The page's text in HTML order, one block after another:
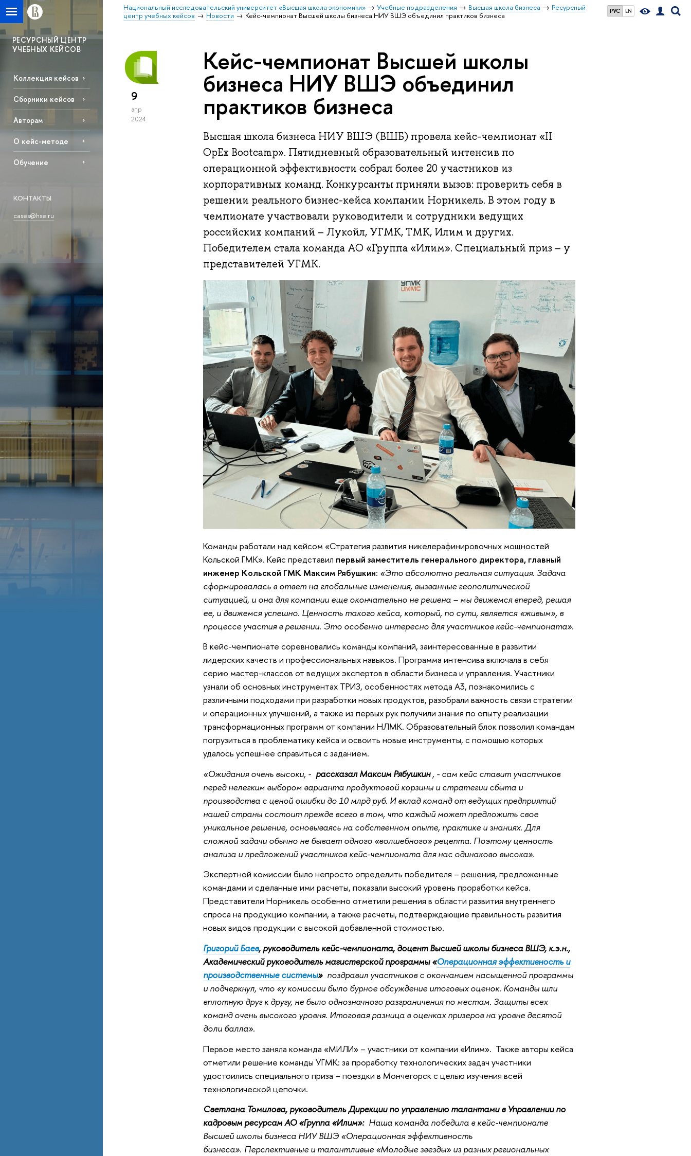
РУС EN
Национальный исследовательский университет «Высшая школа экономики» Учебные подразделения Высшая школа бизнеса
Ресурсный
центр учебных кейсов
Новости Кейс-чемпионат Высшей школы бизнеса НИУ ВШЭ объединил практиков бизнеса
РЕСУРСНЫЙ ЦЕНТР
УЧЕБНЫХ КЕЙСОВ
Коллекция кейсов
Сборники кейсов
Авторам
О кейс-методе
Обучение
КОНТАКТЫ
cases@hse.ru
9
апр
2024
Кейс-чемпионат Высшей школы
бизнеса НИУ ВШЭ объединил
практиков бизнеса
Высшая школа бизнеса НИУ ВШЭ (ВШБ) провела кейс-чемпионат «II
OpEx Bootcamp». Пятидневный образовательный интенсив по
операционной эффективности собрал более 20 участников из
корпоративных команд. Конкурсанты приняли вызов: проверить себя в
решении реального бизнес-кейса компании Норникель. В этом году в
чемпионате участвовали руководители и сотрудники ведущих
российских компаний – Лукойл, УГМК, ТМК, Илим и других.
Победителем стала команда АО «Группа «Илим». Специальный приз – у
представителей УГМК.
Команды работали над кейсом «Стратегия развития никелерафинировочных мощностей
Кольской ГМК». Кейс представил первый заместитель генерального директора, главный
инженер Кольской ГМК Максим Рябушкин: «Это абсолютно реальная ситуация. Задача
сформировалась в ответ на глобальные изменения, вызванные геополитической
ситуацией, и она для компании еще окончательно не решена – мы движемся вперед, решая
ее, и движемся успешно. Ценность такого кейса, который, по сути, является «живым», в
процессе участия в решении. Это особенно интересно для участников кейс-чемпионата».
В кейс-чемпионате соревновались команды компаний, заинтересованные в развитии
лидерских качеств и профессиональных навыков. Программа интенсива включала в себя
серию мастер-классов от ведущих экспертов в области бизнеса и управления. Участники
узнали об основных инструментах ТРИЗ, особенностях метода А3, познакомились с
различными подходами при разработки новых продуктов, разобрали важность связи стратегии
и операционных улучшений, а также из первых рук получили знания по опыту реализации
трансформационных программ от компании НЛМК. Образовательный блок позволил командам
погрузиться в проблематику кейса и освоить новые инструменты, с помощью которых
удалось успешнее справиться с заданием.
«Ожидания очень высоки, - рассказал Максим Рябушкин , - сам кейс ставит участников
перед нелегким выбором варианта продуктовой корзины и стратегии сбыта и
производства с ценой ошибки до 10 млрд руб. И вклад команд от ведущих предприятий
нашей страны состоит прежде всего в том, что каждый может предложить свое
уникальное решение, основываясь на собственном опыте, практике и знаниях. Для
сложной задачи обычно не бывает одного «волшебного» рецепта. Поэтому ценность
анализа и предложений участников кейс-чемпионата для нас одинаково высока».
Экспертной комиссии было непросто определить победителя – решения, предложенные
командами и сделанные ими расчеты, показали высокий уровень проработки кейса.
Представители Норникель особенно отметили решения в области развития внутреннего
спроса на продукцию компании, а также расчеты, подтверждающие правильность развития
новых видов продукции с высокой добавленной стоимостью.
Григорий Баев, руководитель кейс-чемпионата, доцент Высшей школы бизнеса ВШЭ, к.э.н.,
Академический руководитель магистерской программы «Операционная эффективность и
производственные системы» поздравил участников с окончанием насыщенной программы
и подчеркнул, что «у комиссии было бурное обсуждение итоговых оценок. Команды шли
вплотную друг к другу, не было однозначного разграничения по местам. Защиты всех
команд очень высокого уровня. Итоговая разница в оценках призеров на уровне десятой
доли балла».
Первое место заняла команда «МИЛИ» – участники от компании «Илим». Также авторы кейса
отметили решение команды УГМК: за проработку технологических задач участники
удостоились специального приза – поездки в Мончегорск с целью изучения всей
технологической цепочки.
Светлана Томилова, руководитель Дирекции по управлению талантами в Управлении по
кадровым ресурсам АО «Группа «Илим»: Наша команда победила в кейс-чемпионате
Высшей школы бизнеса НИУ ВШЭ «Операционная эффективность
бизнеса». Перспективные и талантливые «Молодые звезды» из разных региональных